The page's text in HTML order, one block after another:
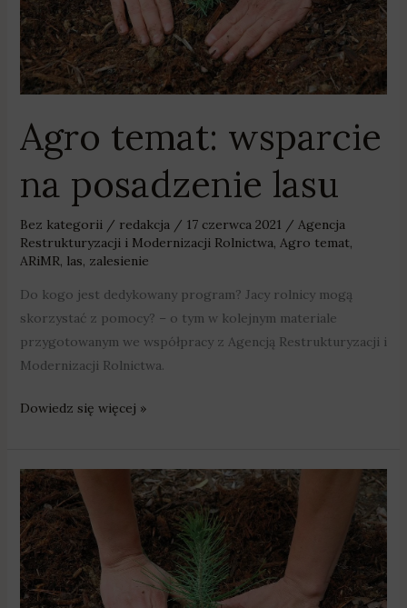
Agro temat: wsparcie
na posadzenie lasu
Bez kategorii/ redakcja / 17 czerwca 2021 / Agencja
Restrukturyzacji i Modernizacji Rolnictwa, Agro temat,
ARiMR, las, zalesienie
Do kogo jest dedykowany program? Jacy rolnicy mogą
skorzystać z pomocy? – o tym w kolejnym materiale
przygotowanym we współpracy z Agencją Restrukturyzacji i
Modernizacji Rolnictwa.
Dowiedz się więcej »
Agro
temat:
wsparcie
na
posadzenie
lasu